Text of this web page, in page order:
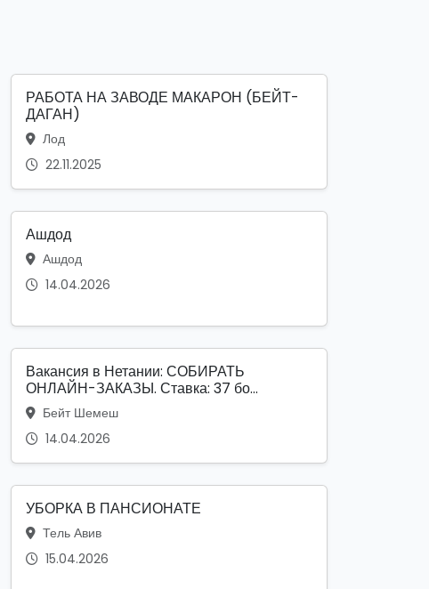
РАБОТА НА ЗАВОДЕ МАКАРОН (БЕЙТ-
ДАГАН)
Лод
22.11.2025
Ашдод
Ашдод
14.04.2026
Вакансия в Нетании: СОБИРАТЬ
ОНЛАЙН-ЗАКАЗЫ. Ставка: 37 бо...
Бейт Шемеш
14.04.2026
УБОРКА В ПАНСИОНАТЕ
Тель Авив
15.04.2026